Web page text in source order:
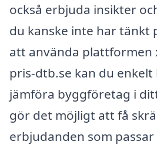
också erbjuda insikter
du kanske inte har tänkt
att använda plattformen
pris-dtb.se kan du
jämföra byggföretag i
gör det möjligt att få
erbjudanden som